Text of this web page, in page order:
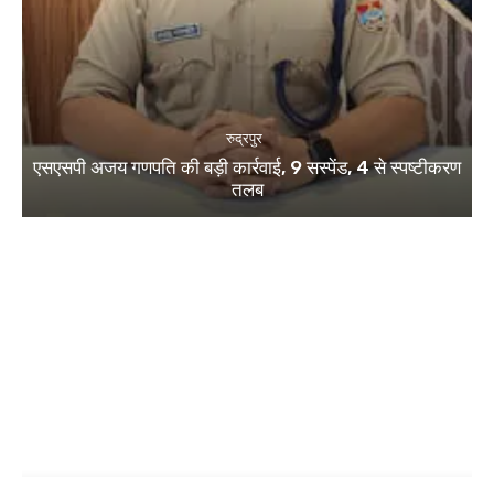
रुद्रपुर
एसएसपी अजय गणपति की बड़ी कार्रवाई, 9 सस्पेंड, 4 से स्पष्टीकरण
तलब